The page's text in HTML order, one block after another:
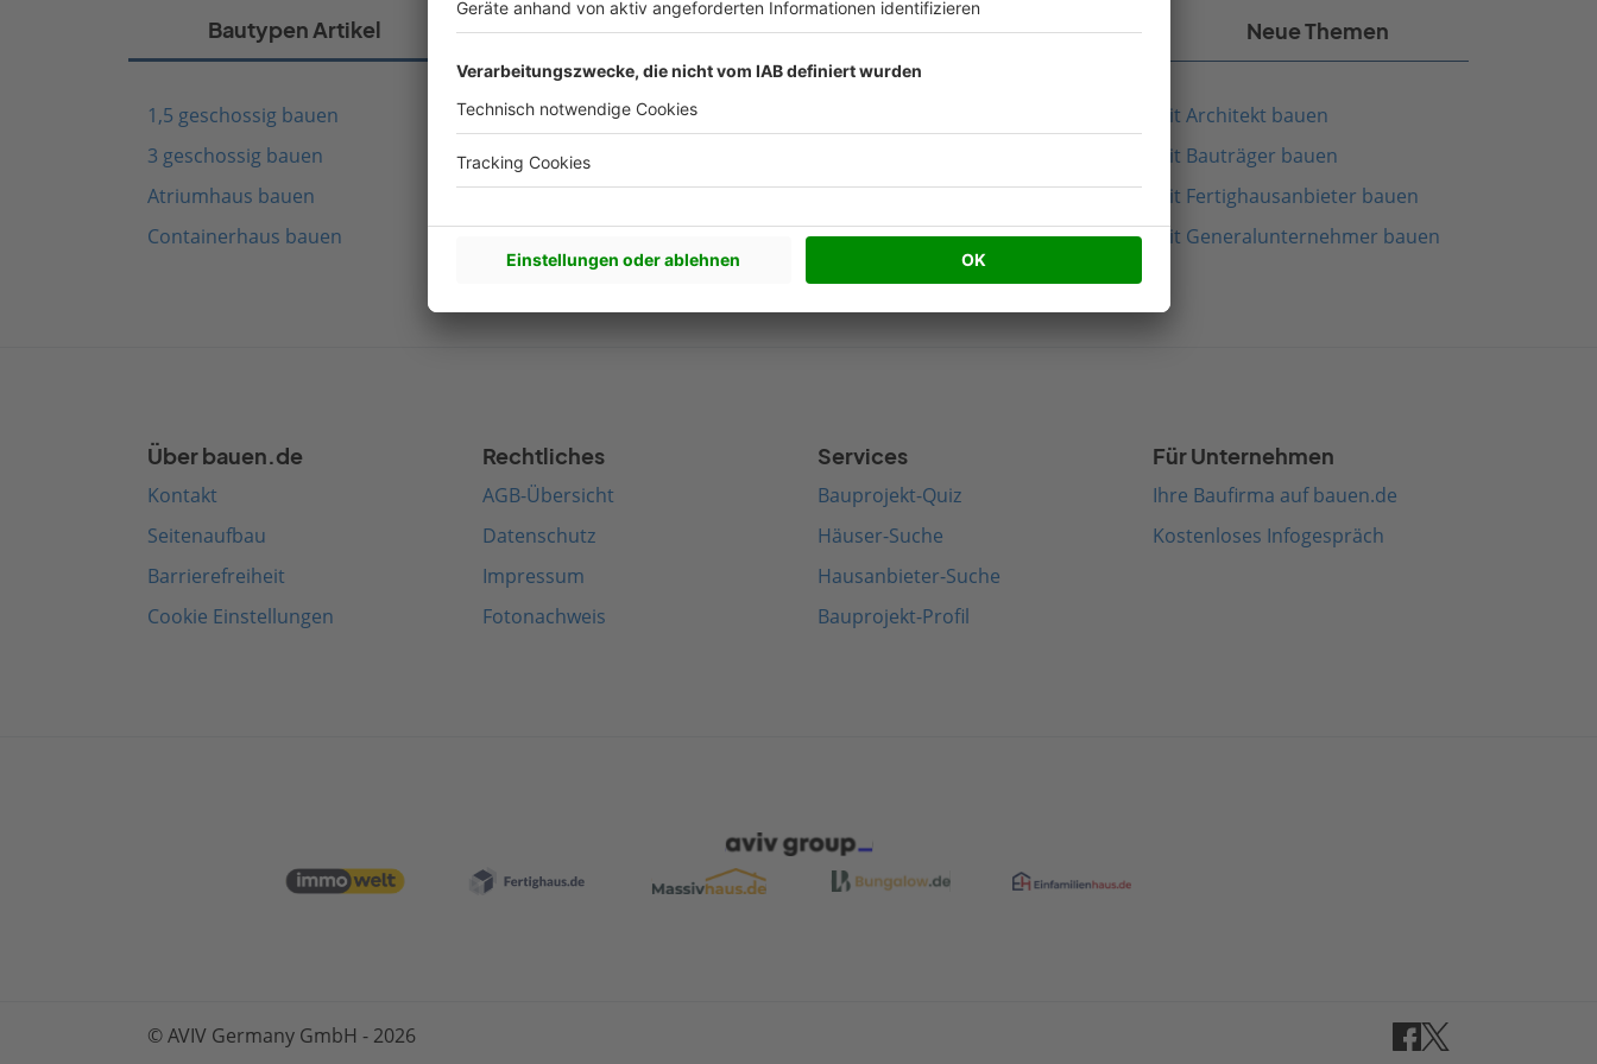
Bautypen Artikel Nachhaltigkeit Artikel Beliebte Artikel Neue Themen
1,5 geschossig bauen
3 geschossig bauen
Atriumhaus bauen
Containerhaus bauen
Fachwerkhaus bauen
Schwedenhaus bauen
Modernes Haus bauen
Pultdach bauen
Zeltdach bauen
Mit Architekt bauen
Mit Bauträger bauen
Mit Fertighausanbieter bauen
Mit Generalunternehmer bauen
Über bauen.de
Kontakt
Seitenaufbau
Barrierefreiheit
Cookie Einstellungen
Rechtliches
AGB-Übersicht
Datenschutz
Impressum
Fotonachweis
Services
Bauprojekt-Quiz
Häuser-Suche
Hausanbieter-Suche
Bauprojekt-Profil
Für Unternehmen
Ihre Baufirma auf bauen.de
Kostenloses Infogespräch
© AVIV Germany GmbH - 2026 Facebook